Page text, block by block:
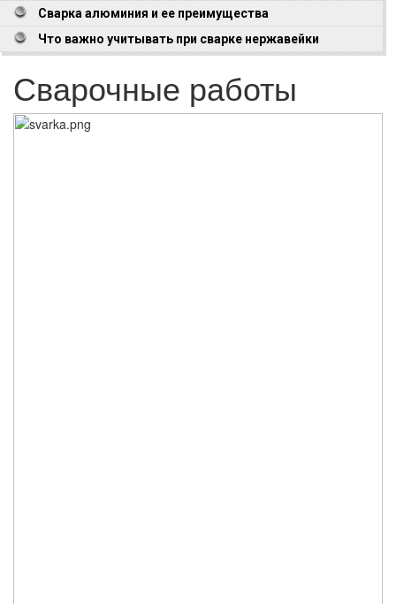
Сварка алюминия и ее преимущества
Что важно учитывать при сварке нержавейки
Сварочные работы